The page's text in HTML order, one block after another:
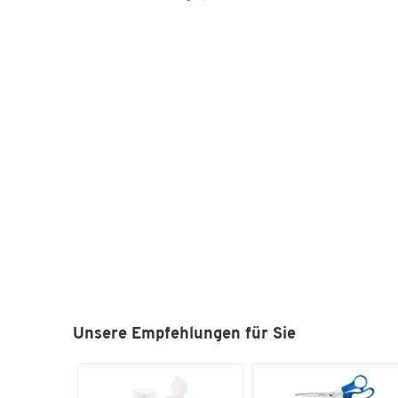
Unsere Empfehlungen für Sie